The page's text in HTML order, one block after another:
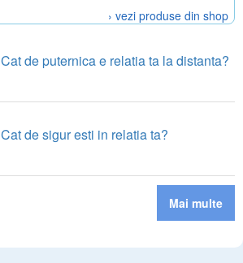
› vezi produse din shop
Cat de puternica e relatia ta la distanta?
Cat de sigur esti in relatia ta?
Mai multe